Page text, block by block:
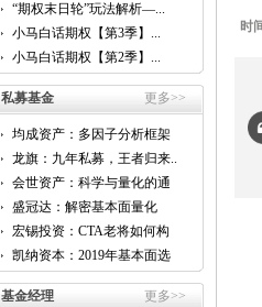
“期权末日轮”玩法解析—...
小马白话期权【第3季】...
小马白话期权【第2季】...
私募基金 更多>>
均成资产：多因子分析框架
的...
龙旗：九年私募，王者归来...
会世资产：科学与量化的通
用...
盛冠达：解密基本面量化
CTA...
宏锡投资：CTA老将如何构
建...
凯纳资本：2019年基本面选
股...
基金经理
更多>>
时